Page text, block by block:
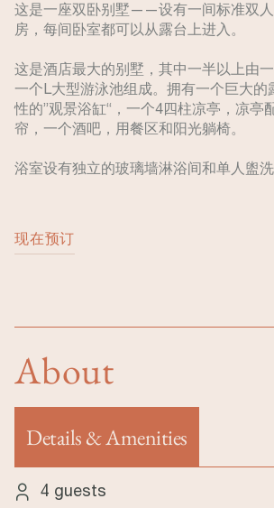
这是一座双卧别墅——设有一间标准双
房，每间卧室都可以从露台上进入。
这是酒店最大的别墅，其中一半以上由
一个L大型游泳池组成。拥有一个巨大的
性的”观景浴缸“，一个4四柱凉亭，凉亭
帘，一个酒吧，用餐区和阳光躺椅。
浴室设有独立的玻璃墙淋浴间和单人盥洗
现在预订
About
Details & Amenities
（活动标签）
4 guests